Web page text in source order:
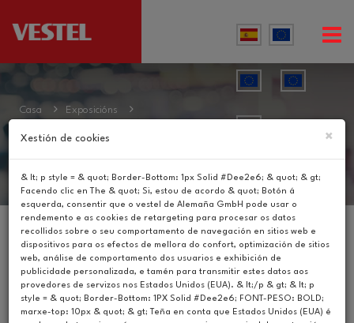
Casa Exposicións
Catálogos
Vídeos
Noticias
Xestión de cookies ×
& lt; p style = & quot; Border-Bottom: 1px Solid #Dee2e6; & quot; & gt;
Facendo clic en The & quot; Si, estou de acordo & quot; Botón á
esquerda, consentir que o vestel de Alemaña GmbH pode usar o
rendemento e as cookies de retargeting para procesar os datos
recollidos sobre o seu comportamento de navegación en sitios web e
dispositivos para os efectos de mellora do confort, optimización de sitios
web, análise de comportamento dos usuarios e exhibición de
publicidade personalizada, e tamén para transmitir estes datos aos
provedores de servizos nos Estados Unidos (EUA). & lt;/p & gt; & lt; p
style = & quot; Border-Bottom: 1PX Solid #Dee2e6; FONT-PESO: BOLD;
marxe-top: 10px & quot; & gt; Teña en conta que Estados Unidos (EUA) é